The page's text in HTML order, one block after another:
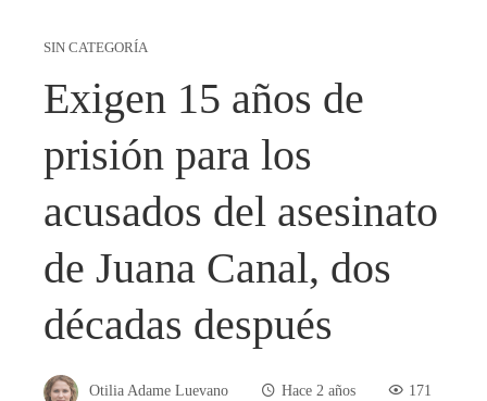
SIN CATEGORÍA
Exigen 15 años de
prisión para los
acusados ​​del asesinato
de Juana Canal, dos
décadas después
Otilia Adame Luevano Hace 2 años 171